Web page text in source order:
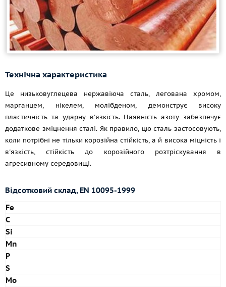
Технічна характеристика
Це низьковуглецева нержавіюча сталь, легована хромом,
марганцем, нікелем, молібденом, демонструє високу
пластичність та ударну в'язкість. Наявність азоту забезпечує
додаткове зміцнення сталі. Як правило, цю сталь застосовують,
коли потрібні не тільки корозійна стійкість, а й висока міцність і
в'язкість, стійкість до корозійного розтріскування в
агресивному середовищі.
Відсотковий склад, EN 10095-1999
Fe
C
Si
Mn
P
S
Mo